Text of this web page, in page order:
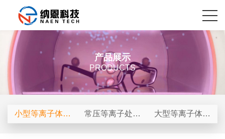
产品展示
PRODUCTS
小型等离子体表 常压等离子处理 大型等离子体表